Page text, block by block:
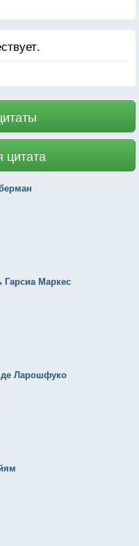
цитата
Гарсиа Маркес
Ларошфуко